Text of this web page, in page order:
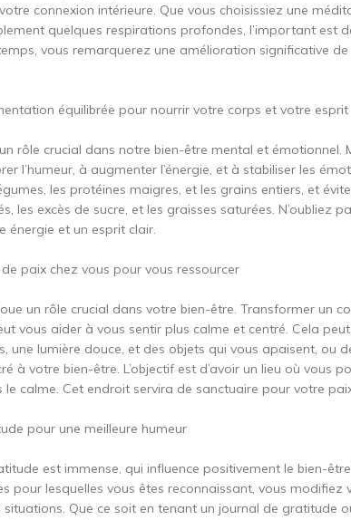
connexion intérieure. Que vous choisissiez une
quelques respirations profondes, l’important est
vous remarquerez une amélioration significative
équilibrée pour nourrir votre corps et votre esprit
rôle crucial dans notre bien-être mental et émotionnel.
l’humeur, à augmenter l’énergie, et à stabiliser les
les protéines maigres, et les grains entiers, et
les excès de sucre, et les graisses saturées. N’oubliez
énergie et un esprit clair.
paix chez vous pour vous ressourcer
un rôle crucial dans votre bien-être. Transformer un
vous aider à vous sentir plus calme et centré. Cela
une lumière douce, et des objets qui vous apaisent, ou
à votre bien-être. L’objectif est d’avoir un lieu où vous
calme. Cet endroit servira de sanctuaire pour votre
pour une meilleure humeur
est immense, qui influence positivement le bien-
pour lesquelles vous êtes reconnaissant, vous modifiez
situations. Que ce soit en tenant un journal de gratitude